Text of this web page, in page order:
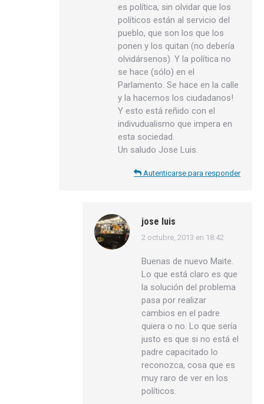
es política, sin olvidar que los
políticos están al servicio del
pueblo, que son los que los
ponen y los quitan (no debería
olvidársenos). Y la política no
se hace (sólo) en el
Parlamento. Se hace en la calle
y la hacemos los ciudadanos!
Y esto está reñido con el
indivudualismo que impera en
esta sociedad.
Un saludo Jose Luis.
Autenticarse para responder
jose luis
dice:
2 octubre, 2013 en 18:42
Buenas de nuevo Maite.
Lo que está claro es que
la solución del problema
pasa por realizar
cambios en el padre
quiera o no. Lo que sería
justo es que si no está el
padre capacitado lo
reconozca, cosa que es
muy raro de ver en los
políticos.